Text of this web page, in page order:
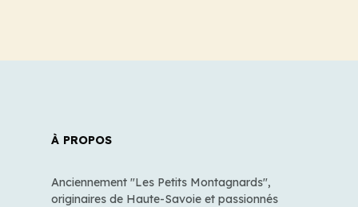
À PROPOS
Anciennement "Les Petits Montagnards",
originaires de Haute-Savoie et passionnés